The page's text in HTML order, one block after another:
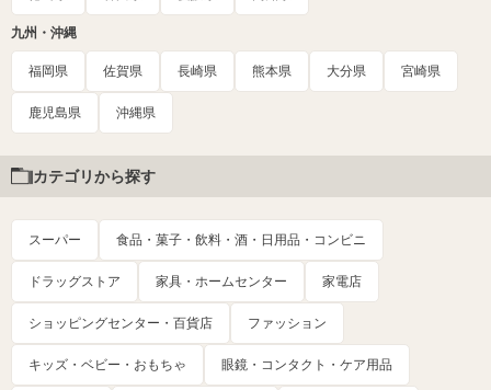
九州・沖縄
福岡県 佐賀県 長崎県 熊本県 大分県 宮崎県
鹿児島県 沖縄県
カテゴリから探す
スーパー 食品・菓子・飲料・酒・日用品・コンビニ
ドラッグストア 家具・ホームセンター 家電店
ショッピングセンター・百貨店 ファッション
キッズ・ベビー・おもちゃ 眼鏡・コンタクト・ケア用品